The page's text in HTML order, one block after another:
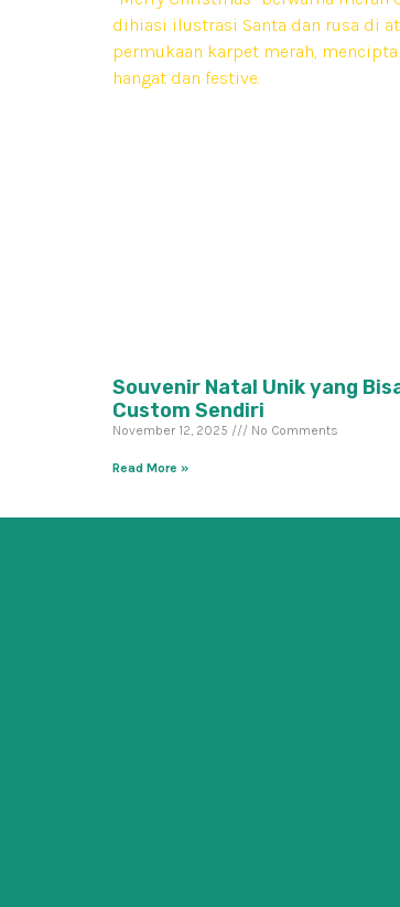
Souvenir Natal Unik yang
Custom Sendiri
November 12, 2025 No Comments
Read More »